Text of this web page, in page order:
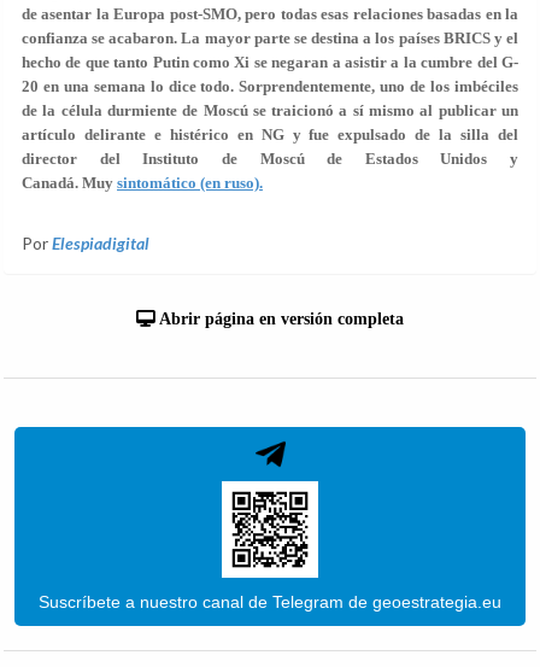
de asentar la Europa post-SMO, pero todas esas relaciones basadas en la
confianza se acabaron. La mayor parte se destina a los países BRICS y el
hecho de que tanto Putin como Xi se negaran a asistir a la cumbre del G-
20 en una semana lo dice todo. Sorprendentemente, uno de los imbéciles
de la célula durmiente de Moscú se traicionó a sí mismo al publicar un
artículo delirante e histérico en NG y fue expulsado de la silla del
director del Instituto de Moscú de Estados Unidos y
Canadá. Muy sintomático (en ruso).
PorElespiadigital
Abrir página en versión completa
Suscríbete a nuestro canal de Telegram de geoestrategia.eu